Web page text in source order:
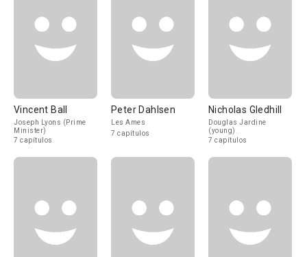
Vincent Ball
Joseph Lyons (Prime
Minister)
7 capítulos
Peter Dahlsen
Les Ames
7 capítulos
Nicholas Gledhill
Douglas Jardine
(young)
7 capítulos